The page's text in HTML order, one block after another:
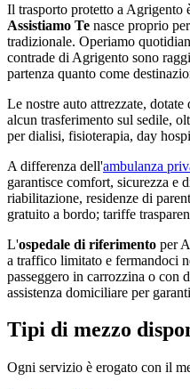
Il trasporto protetto a Agrigento
Assistiamo Te nasce proprio
tradizionale. Operiamo
contrade di Agrigento sono
partenza quanto come
Le nostre auto attrezzate, dotate
alcun trasferimento sul sedile,
per dialisi, fisioterapia, day
A differenza dell'ambulanza
garantisce comfort, sicurezza e
riabilitazione, residenze di
gratuito a bordo; tariffe
L'ospedale di riferimento per
a traffico limitato e fermandoci
passeggero in carrozzina o
assistenza domiciliare per
Tipi di mezzo
Ogni servizio è erogato con il